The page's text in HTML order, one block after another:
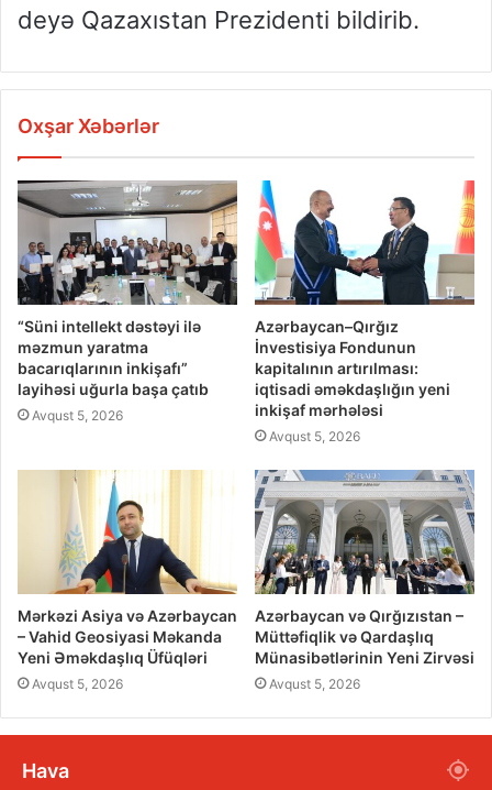
deyə Qazaxıstan Prezidenti bildirib.
Oxşar Xəbərlər
“Süni intellekt dəstəyi ilə
məzmun yaratma
bacarıqlarının inkişafı”
layihəsi uğurla başa çatıb
Avqust 5, 2026
Azərbaycan–Qırğız
İnvestisiya Fondunun
kapitalının artırılması:
iqtisadi əməkdaşlığın yeni
inkişaf mərhələsi
Avqust 5, 2026
Mərkəzi Asiya və Azərbaycan
– Vahid Geosiyasi Məkanda
Yeni Əməkdaşlıq Üfüqləri
Avqust 5, 2026
Azərbaycan və Qırğızıstan –
Müttəfiqlik və Qardaşlıq
Münasibətlərinin Yeni Zirvəsi
Avqust 5, 2026
Hava